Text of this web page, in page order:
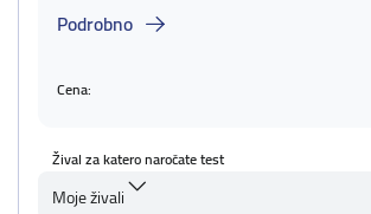
Podrobno
Cena:
Žival za katero naročate test
Moje živali